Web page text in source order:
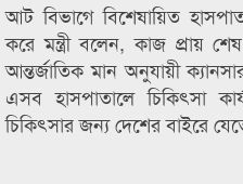
আট বিভাগে বিশেষায়িত
করে মন্ত্রী বলেন, কাজ প্রায়
আন্তর্জাতিক মান অনুযায়ী
এসব হাসপাতালে চিকিৎসা
চিকিৎসার জন্য দেশের বাইরে